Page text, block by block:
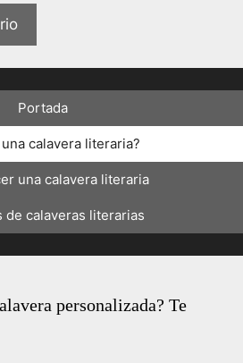
Portada
calavera literaria?
una calavera literaria
de calaveras literarias
personalizada? Te